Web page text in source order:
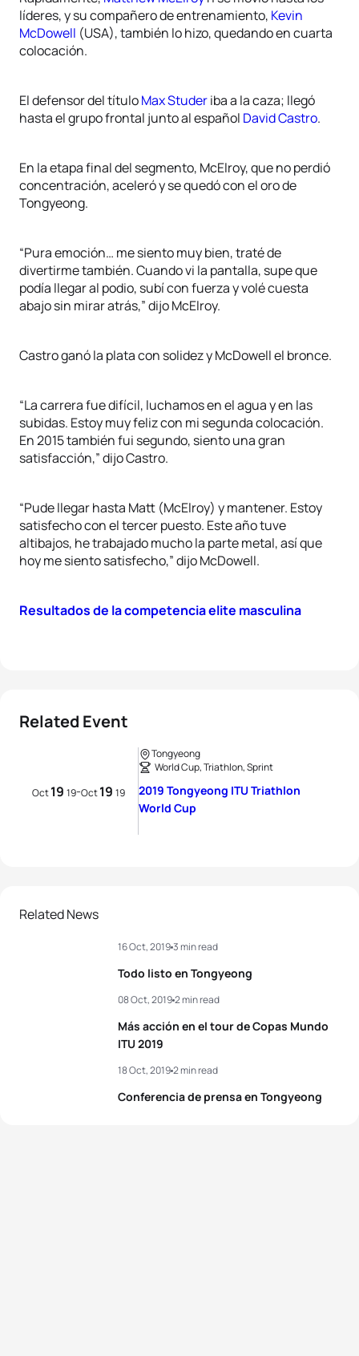
líderes, y su compañero de entrenamiento, Kevin
McDowell (USA), también lo hizo, quedando en cuarta
colocación.
El defensor del títuloMax Studeriba a la caza; llegó
hasta el grupo frontal junto al español David Castro.
En la etapa final del segmento, McElroy, que no perdió
concentración, aceleró y se quedó con el oro de
Tongyeong.
“Pura emoción… me siento muy bien, traté de
divertirme también. Cuando vi la pantalla, supe que
podía llegar al podio, subí con fuerza y volé cuesta
abajo sin mirar atrás,” dijo McElroy.
Castro ganó la plata con solidez y McDowell el bronce.
“La carrera fue difícil, luchamos en el agua y en las
subidas. Estoy muy feliz con mi segunda colocación.
En 2015 también fui segundo, siento una gran
satisfacción,” dijo Castro.
“Pude llegar hasta Matt (McElroy) y mantener. Estoy
satisfecho con el tercer puesto. Este año tuve
altibajos, he trabajado mucho la parte metal, así que
hoy me siento satisfecho,” dijo McDowell.
Resultados de la competencia elite masculina
Related Event
Oct19 19-Oct19 19
Tongyeong
World Cup, Triathlon, Sprint
2019 Tongyeong ITU Triathlon
World Cup
Related News
Todo listo en Tongyeong
16 Oct, 20193 min read
Más acción en el tour de Copas Mundo
ITU 2019
08 Oct, 20192 min read
Conferencia de prensa en Tongyeong
18 Oct, 20192 min read